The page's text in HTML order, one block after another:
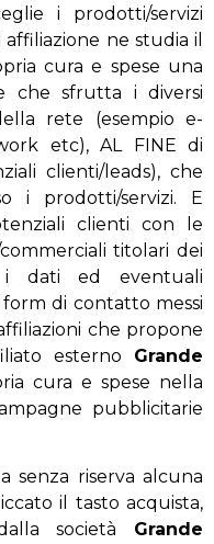
i prodotti/servizi
ne studia il
cura e spese una
che sfrutta i diversi
rete (esempio e-
etc), AL FINE di
clienti/leads), che
i prodotti/servizi. E
clienti con le
titolari dei
i dati ed eventuali
di contatto messi
che propone
esterno Grande
cura e spese nella
pubblicitarie
senza riserva alcuna
il tasto acquista,
società Grande